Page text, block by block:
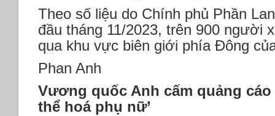
Theo số liệu do Chính phủ Phần
đầu tháng 11/2023, trên 900 người
qua khu vực biên giới phía Đông
Phan Anh
Vương quốc Anh cấm quảng cáo
thể hoá phụ nữ’